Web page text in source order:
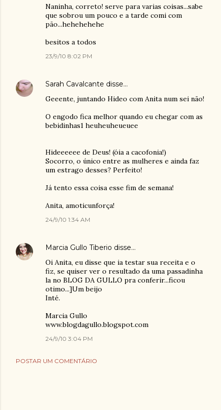
Naninha, correto! serve para varias coisas...sabe
que sobrou um pouco e a tarde comi com
pão...hehehehehe
besitos a todos
23/9/10 8:02 PM
Sarah Cavalcante disse…
Geeente, juntando Hideo com Anita num sei não!
O engodo fica melhor quando eu chegar com as
bebidinhas1 heuheuheueuee
Hideeeeee de Deus! (óia a cacofonia!)
Socorro, o único entre as mulheres e ainda faz
um estrago desses? Perfeito!
Já tento essa coisa esse fim de semana!
Anita, amoticunforça!
24/9/10 1:34 AM
Marcia Gullo Tiberio disse…
Oi Anita, eu disse que ia testar sua receita e o
fiz, se quiser ver o resultado da uma passadinha
la no BLOG DA GULLO pra conferir...ficou
otimo...]Um beijo
Inté.
Marcia Gullo
www.blogdagullo.blogspot.com
24/9/10 3:04 PM
POSTAR UM COMENTÁRIO